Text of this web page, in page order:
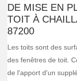
DE MISE EN
TOIT À
87200
Les toits sont des
des fenêtres de toit.
de l'apport d'un